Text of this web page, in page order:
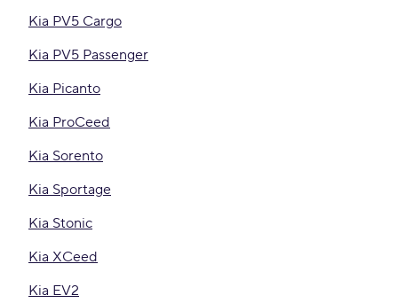
Kia PV5 Cargo
Kia PV5 Passenger
Kia Picanto
Kia ProCeed
Kia Sorento
Kia Sportage
Kia Stonic
Kia XCeed
Kia EV2